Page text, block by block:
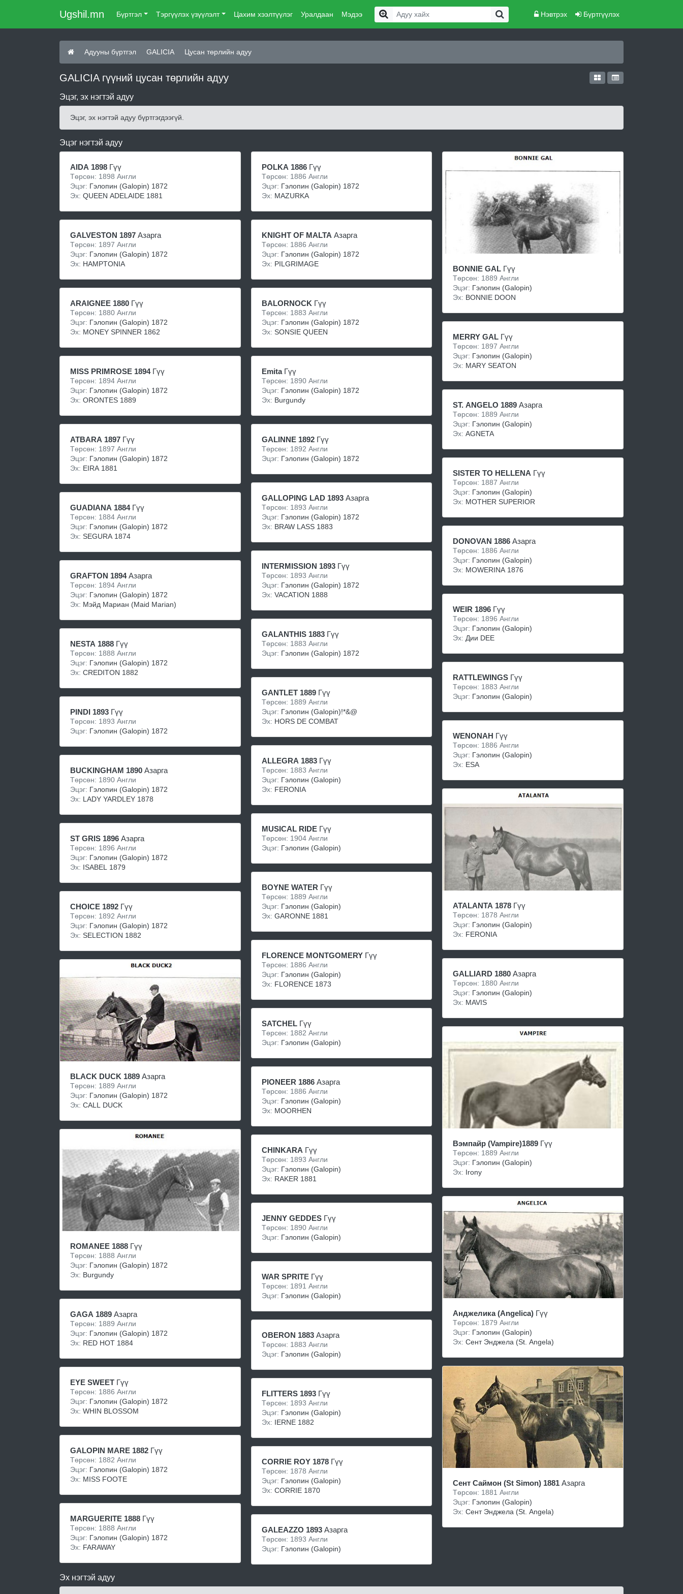
Ugshil.mn Бүртгэл Тэргүүлэх үзүүлэлт Цахим хээлтүүлэг Уралдаан Мэдээ Нэвтрэх Бүртгүүлэх
Адууны бүртгэл GALICIA Цусан төрлийн адуу
GALICIA гүүний цусан төрлийн адуу
Эцэг, эх нэгтэй адуу
Эцэг, эх нэгтэй адуу бүртгэгдээгүй.
Эцэг нэгтэй адуу
AIDA 1898 Гүү
Төрсөн: 1898 Англи
Эцэг: Гэлопин (Galopin) 1872
Эх: QUEEN ADELAIDE 1881
GALVESTON 1897 Азарга
Төрсөн: 1897 Англи
Эцэг: Гэлопин (Galopin) 1872
Эх: HAMPTONIA
ARAIGNEE 1880 Гүү
Төрсөн: 1880 Англи
Эцэг: Гэлопин (Galopin) 1872
Эх: MONEY SPINNER 1862
MISS PRIMROSE 1894Гүү
Төрсөн: 1894 Англи
Эцэг: Гэлопин (Galopin) 1872
Эх: ORONTES 1889
ATBARA 1897 Гүү
Төрсөн: 1897 Англи
Эцэг: Гэлопин (Galopin) 1872
Эх: EIRA 1881
GUADIANA 1884Гүү
Төрсөн: 1884 Англи
Эцэг: Гэлопин (Galopin) 1872
Эх: SEGURA 1874
GRAFTON 1894Азарга
Төрсөн: 1894 Англи
Эцэг: Гэлопин (Galopin) 1872
Эх: Мэйд Мариан (Maid Marian)
NESTA 1888 Гүү
Төрсөн: 1888 Англи
Эцэг: Гэлопин (Galopin) 1872
Эх: CREDITON 1882
PINDI 1893 Гүү
Төрсөн: 1893 Англи
Эцэг: Гэлопин (Galopin) 1872
BUCKINGHAM 1890 Азарга
Төрсөн: 1890 Англи
Эцэг: Гэлопин (Galopin) 1872
Эх: LADY YARDLEY 1878
ST GRIS 1896 Азарга
Төрсөн: 1896 Англи
Эцэг: Гэлопин (Galopin) 1872
Эх: ISABEL 1879
CHOICE 1892 Гүү
Төрсөн: 1892 Англи
Эцэг: Гэлопин (Galopin) 1872
Эх: SELECTION 1882
BLACK DUCK 1889 Азарга
Төрсөн: 1889 Англи
Эцэг: Гэлопин (Galopin) 1872
Эх: CALL DUCK
ROMANEE 1888 Гүү
Төрсөн: 1888 Англи
Эцэг: Гэлопин (Galopin) 1872
Эх: Burgundy
GAGA 1889 Азарга
Төрсөн: 1889 Англи
Эцэг: Гэлопин (Galopin) 1872
Эх: RED HOT 1884
EYE SWEET Гүү
Төрсөн: 1886 Англи
Эцэг: Гэлопин (Galopin) 1872
Эх: WHIN BLOSSOM
GALOPIN MARE 1882 Гүү
Төрсөн: 1882 Англи
Эцэг: Гэлопин (Galopin) 1872
Эх: MISS FOOTE
MARGUERITE 1888 Гүү
Төрсөн: 1888 Англи
Эцэг: Гэлопин (Galopin) 1872
Эх: FARAWAY
POLKA 1886Гүү
Төрсөн: 1886 Англи
Эцэг: Гэлопин (Galopin) 1872
Эх: MAZURKA
KNIGHT OF MALTA Азарга
Төрсөн: 1886 Англи
Эцэг: Гэлопин (Galopin) 1872
Эх: PILGRIMAGE
BALORNOCK Гүү
Төрсөн: 1883 Англи
Эцэг: Гэлопин (Galopin) 1872
Эх: SONSIE QUEEN
EmitaГүү
Төрсөн: 1890 Англи
Эцэг: Гэлопин (Galopin) 1872
Эх: Burgundy
GALINNE 1892Гүү
Төрсөн: 1892 Англи
Эцэг: Гэлопин (Galopin) 1872
GALLOPING LAD 1893Азарга
Төрсөн: 1893 Англи
Эцэг: Гэлопин (Galopin) 1872
Эх: BRAW LASS 1883
INTERMISSION 1893Гүү
Төрсөн: 1893 Англи
Эцэг: Гэлопин (Galopin) 1872
Эх: VACATION 1888
GALANTHIS 1883Гүү
Төрсөн: 1883 Англи
Эцэг: Гэлопин (Galopin) 1872
GANTLET 1889Гүү
Төрсөн: 1889 Англи
Эцэг: Гэлопин (Galopin)!*&@
Эх: HORS DE COMBAT
ALLEGRA 1883Гүү
Төрсөн: 1883 Англи
Эцэг: Гэлопин (Galopin)
Эх: FERONIA
MUSICAL RIDE Гүү
Төрсөн: 1904 Англи
Эцэг: Гэлопин (Galopin)
BOYNE WATER Гүү
Төрсөн: 1889 Англи
Эцэг: Гэлопин (Galopin)
Эх: GARONNE 1881
FLORENCE MONTGOMERYГүү
Төрсөн: 1886 Англи
Эцэг: Гэлопин (Galopin)
Эх: FLORENCE 1873
SATCHEL Гүү
Төрсөн: 1882 Англи
Эцэг: Гэлопин (Galopin)
PIONEER 1886Азарга
Төрсөн: 1886 Англи
Эцэг: Гэлопин (Galopin)
Эх: MOORHEN
CHINKARA Гүү
Төрсөн: 1893 Англи
Эцэг: Гэлопин (Galopin)
Эх: RAKER 1881
JENNY GEDDESГүү
Төрсөн: 1890 Англи
Эцэг: Гэлопин (Galopin)
WAR SPRITEГүү
Төрсөн: 1891 Англи
Эцэг: Гэлопин (Galopin)
OBERON 1883Азарга
Төрсөн: 1883 Англи
Эцэг: Гэлопин (Galopin)
FLITTERS 1893Гүү
Төрсөн: 1893 Англи
Эцэг: Гэлопин (Galopin)
Эх: IERNE 1882
CORRIE ROY 1878Гүү
Төрсөн: 1878 Англи
Эцэг: Гэлопин (Galopin)
Эх: CORRIE 1870
GALEAZZO 1893Азарга
Төрсөн: 1893 Англи
Эцэг: Гэлопин (Galopin)
BONNIE GAL Гүү
Төрсөн: 1889 Англи
Эцэг: Гэлопин (Galopin)
Эх: BONNIE DOON
MERRY GAL Гүү
Төрсөн: 1897 Англи
Эцэг: Гэлопин (Galopin)
Эх: MARY SEATON
ST. ANGELO 1889 Азарга
Төрсөн: 1889 Англи
Эцэг: Гэлопин (Galopin)
Эх:AGNETA
SISTER TO HELLENA Гүү
Төрсөн: 1887 Англи
Эцэг: Гэлопин (Galopin)
Эх: MOTHER SUPERIOR
DONOVAN 1886 Азарга
Төрсөн: 1886 Англи
Эцэг: Гэлопин (Galopin)
Эх: MOWERINA 1876
WEIR 1896 Гүү
Төрсөн: 1896 Англи
Эцэг: Гэлопин (Galopin)
Эх: Дии DEE
RATTLEWINGS Гүү
Төрсөн: 1883 Англи
Эцэг: Гэлопин (Galopin)
WENONAH Гүү
Төрсөн: 1886 Англи
Эцэг: Гэлопин (Galopin)
Эх: ESA
ATALANTA 1878 Гүү
Төрсөн: 1878 Англи
Эцэг: Гэлопин (Galopin)
Эх: FERONIA
GALLIARD 1880 Азарга
Төрсөн: 1880 Англи
Эцэг: Гэлопин (Galopin)
Эх: MAVIS
Вэмпайр (Vampire)1889 Гүү
Төрсөн: 1889 Англи
Эцэг: Гэлoпин (Galopin)
Эх: Irony
Анджелика (Angelica) Гүү
Төрсөн: 1879 Англи
Эцэг: Гэлoпин (Galopin)
Эх:Сент Энджела (St. Angela)
Сент Саймон (St Simon) 1881 Азарга
Төрсөн: 1881 Англи
Эцэг: Гэлoпин (Galopin)
Эх:Сeнт Энджeла (St. Angela)
Эх нэгтэй адуу